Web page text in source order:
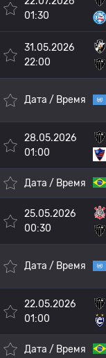
01:30
31.05.2026
22:00
Дата / Время
28.05.2026
01:00
Дата / Время
25.05.2026
00:30
Дата / Время
22.05.2026
01:00
Дата / Время